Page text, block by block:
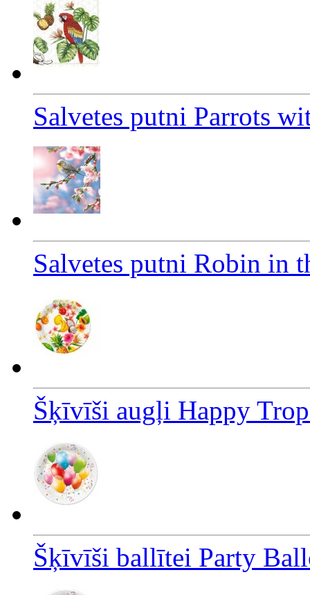
Salvetes putni Parrots
Salvetes putni Robin in
Šķīvīši augļi Happy
Šķīvīši ballītei Party